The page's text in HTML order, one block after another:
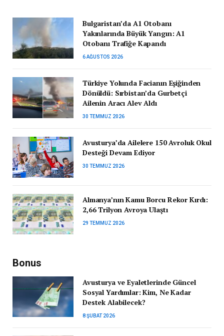
Bulgaristan’da A1 Otobanı
Yakınlarında Büyük Yangın: A1
Otobanı Trafiğe Kapandı
6 AĞUSTOS 2026
Türkiye Yolunda Facianın Eşiğinden
Dönüldü: Sırbistan’da Gurbetçi
Ailenin Aracı Alev Aldı
30 TEMMUZ 2026
Avusturya’da Ailelere 150 Avroluk Okul
Desteği Devam Ediyor
30 TEMMUZ 2026
Almanya’nın Kamu Borcu Rekor Kırdı:
2,66 Trilyon Avroya Ulaştı
29 TEMMUZ 2026
Bonus
Avusturya ve Eyaletlerinde Güncel
Sosyal Yardımlar: Kim, Ne Kadar
Destek Alabilecek?
8 ŞUBAT 2026